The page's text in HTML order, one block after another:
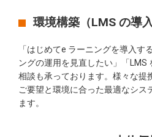
環境構築（LMS の導
「はじめてe ラーニングを導入す
ングの運用を見直したい」「LMS
相談も承っております。様々な提
ご要望と環境に合った最適なシス
ます。